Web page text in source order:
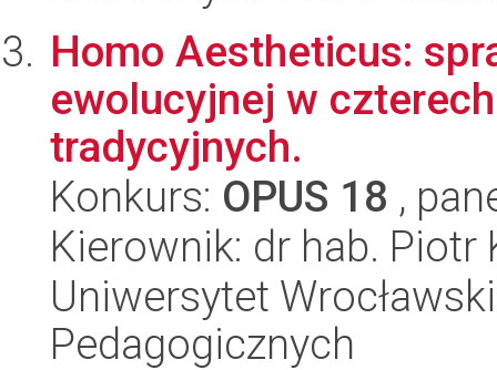
Homo Aestheticus:
ewolucyjnej w
tradycyjnych.
Konkurs: OPUS 18 ,
Kierownik: dr hab.
Uniwersytet
Pedagogicznych